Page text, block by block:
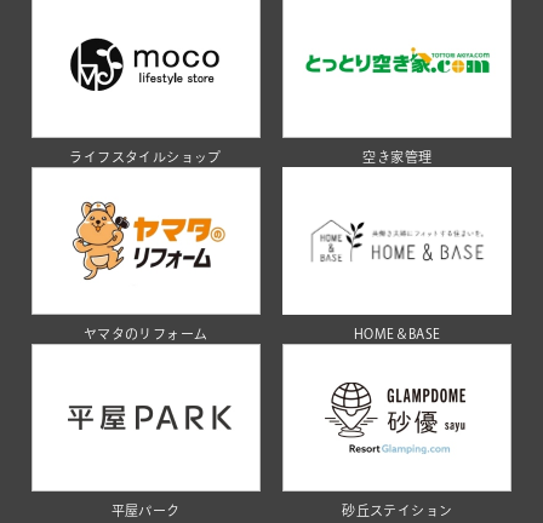
ライフスタイルショップ 空き家管理
ヤマタのリフォーム HOME＆BASE
平屋パーク 砂丘ステイション